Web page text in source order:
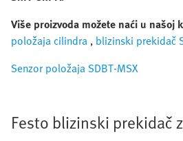
Više proizvoda možete naći u našoj
položaja cilindra , blizinski prekidač
Senzor položaja SDBT-MSX
Festo blizinski prekidač